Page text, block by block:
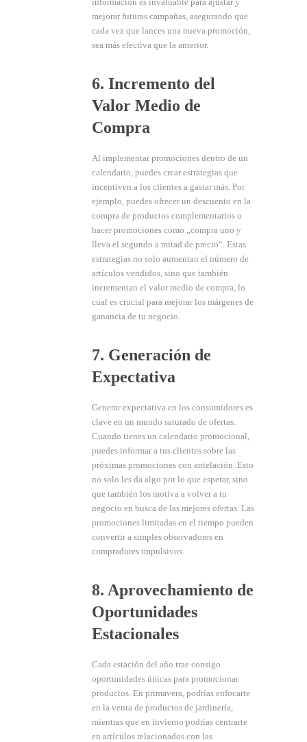
mejorar futuras campañas, asegurando que
cada vez que lances una nueva promoción,
sea más efectiva que la anterior.
6. Incremento del
Valor Medio de
Compra
Al implementar promociones dentro de un
calendario, puedes crear estrategias que
incentiven a los clientes a gastar más. Por
ejemplo, puedes ofrecer un descuento en la
compra de productos complementarios o
hacer promociones como „compra uno y
lleva el segundo a mitad de precio“. Estas
estrategias no solo aumentan el número de
artículos vendidos, sino que también
incrementan el valor medio de compra, lo
cual es crucial para mejorar los márgenes de
ganancia de tu negocio.
7. Generación de
Expectativa
Generar expectativa en los consumidores es
clave en un mundo saturado de ofertas.
Cuando tienes un calendario promocional,
puedes informar a tus clientes sobre las
próximas promociones con antelación. Esto
no solo les da algo por lo que esperar, sino
que también los motiva a volver a tu
negocio en busca de las mejores ofertas. Las
promociones limitadas en el tiempo pueden
convertir a simples observadores en
compradores impulsivos.
8. Aprovechamiento de
Oportunidades
Estacionales
Cada estación del año trae consigo
oportunidades únicas para promocionar
productos. En primavera, podrías enfocarte
en la venta de productos de jardinería,
mientras que en invierno podrías centrarte
en artículos relacionados con las